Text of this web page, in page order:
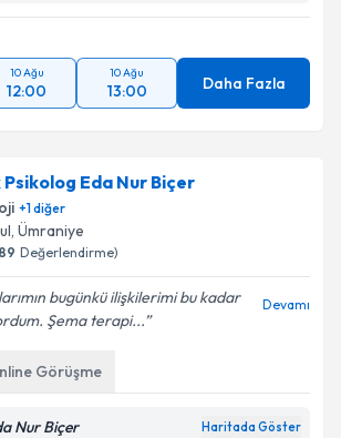
10 Ağu
12:00
10 Ağu
13:00 Daha Fazla
Psikolog Eda Nur Biçer
+1diğer
, Ümraniye
Değerlendirme)
bugünkü ilişkilerimi bu kadar
Şema terapi...
Devamı
Görüşme
Nur Biçer Haritada Göster